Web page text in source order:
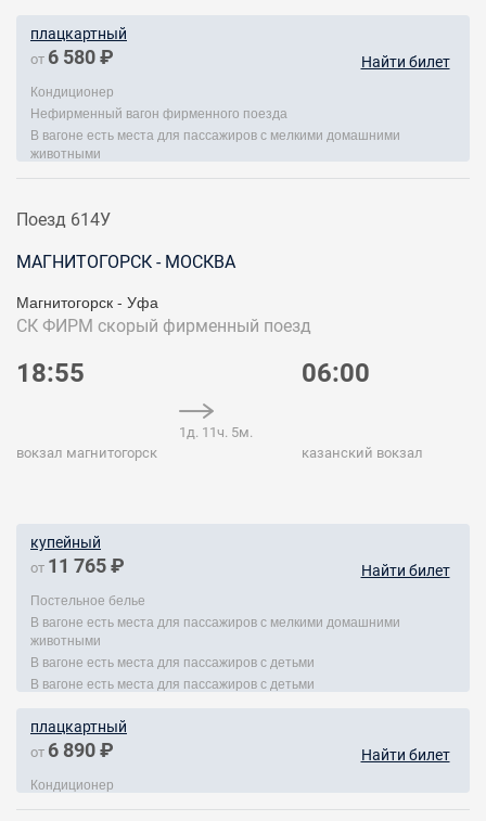
плацкартный
от 6 580 ₽ Найти билет
Кондиционер
Нефирменный вагон фирменного поезда
В вагоне есть места для пассажиров с мелкими домашними
животными
Поезд 614У
МАГНИТОГОРСК - МОСКВА
Магнитогорск - Уфа
СК ФИРМ скорый фирменный поезд
18:55
вокзал магнитогорск
1д. 11ч. 5м.
06:00
казанский вокзал
купейный
от 11 765 ₽ Найти билет
Постельное белье
В вагоне есть места для пассажиров с мелкими домашними
животными
В вагоне есть места для пассажиров с детьми
В вагоне есть места для пассажиров с детьми
плацкартный
от 6 890 ₽ Найти билет
Кондиционер